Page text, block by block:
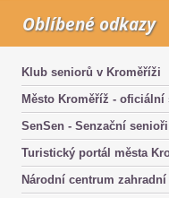
Oblíbené odkazy
Klub seniorů v Kroměříži
Město Kroměříž - oficiální
SenSen - Senzační senioři
Turistický portál města
Národní centrum